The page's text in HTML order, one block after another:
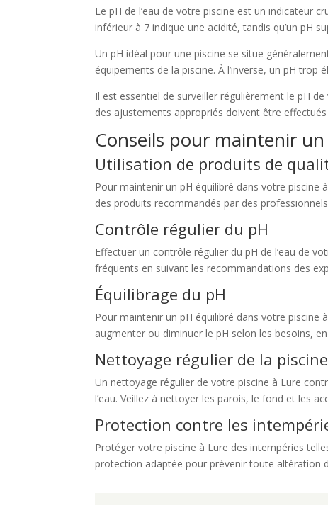
Le pH de l’eau de votre piscine est un indicateur
inférieur à 7 indique une acidité, tandis qu’un pH
Un pH idéal pour une piscine se situe
équipements de la piscine. À l’inverse, un pH
Il est essentiel de surveiller régulièrement le pH
des ajustements appropriés doivent être
Conseils pour maintenir
Utilisation de produits de
Pour maintenir un pH équilibré dans votre piscine
des produits recommandés par des
Contrôle régulier du pH
Effectuer un contrôle régulier du pH de l’eau de
fréquents en suivant les recommandations des
Équilibrage du pH
Pour maintenir un pH équilibré dans votre
augmenter ou diminuer le pH selon les besoins,
Nettoyage régulier de la piscine
Un nettoyage régulier de votre piscine à Lure
l’eau. Veillez à nettoyer les parois, le fond et les
Protection contre les
Protéger votre piscine à Lure des intempéries
protection adaptée pour prévenir toute altération